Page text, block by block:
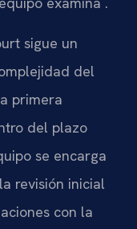
sigue un
del
primera
del plazo
se encarga
revisión inicial
con la